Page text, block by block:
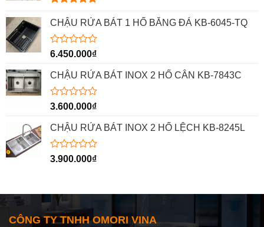
hạng5.00
CHẬU RỬA BÁT 1 HỐ BẰNG ĐÁ KB-6045-TQ
Được
hạng
0
5
6.450.000₫
CHẬU RỬA BÁT INOX 2 HỐ CÂN KB-7843C
Được
hạng
0
5
3.600.000₫
CHẬU RỬA BÁT INOX 2 HỐ LỆCH KB-8245L
Được
5
sao
3.900.000₫
CÔNG TY TNHH OMORI VINA